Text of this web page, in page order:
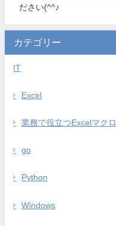
ださい(^^♪
カテゴリー
IT
Excel
業務で役立つExcelマクロ
go
Python
Windows